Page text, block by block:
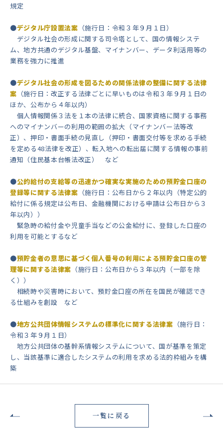
規定
●デジタル庁設置法案 （施行日：令和３年９月１日）
デジタル社会の形成に関する司令塔として、国の情報システ
ム、地方共通のデジタル基盤、マイナンバー、データ利活用等の
業務を強力に推進
●デジタル社会の形成を図るための関係法律の整備に関する法律
案 （施行日：改正する法律ごとに早いものは令和３年９月１日の
ほか、公布から４年以内）
個人情報関係３法を１本の法律に統合、国家資格に関する事務
へのマイナンバーの利用の範囲の拡大（マイナンバー法等改
正）、押印・書面手続の見直し（押印・書面交付等を求める手続
を定める48法律を改正）、転入地への転出届に関する情報の事前
通知（住民基本台帳法改正） など
●公的給付の支給等の迅速かつ確実な実施のための預貯金口座の
登録等に関する法律案 （施行日：公布日から２年以内（特定公的
給付に係る規定は公布日、金融機関における申請は公布日から３
年以内））
緊急時の給付金や児童手当などの公金給付に、登録した口座の
利用を可能とするなど
●預貯金者の意思に基づく個人番号の利用による預貯金口座の管
理等に関する法律案 （施行日：公布日から３年以内（一部を除
く））
相続時や災害時において、預貯金口座の所在を国民が確認でき
る仕組みを創設 など
●地方公共団体情報システムの標準化に関する法律案 （施行日：
令和３年９月１日）
地方公共団体の基幹系情報システムについて、国が基準を策定
し、当該基準に適合したシステムの利用を求める法的枠組みを構
築
一覧に戻る